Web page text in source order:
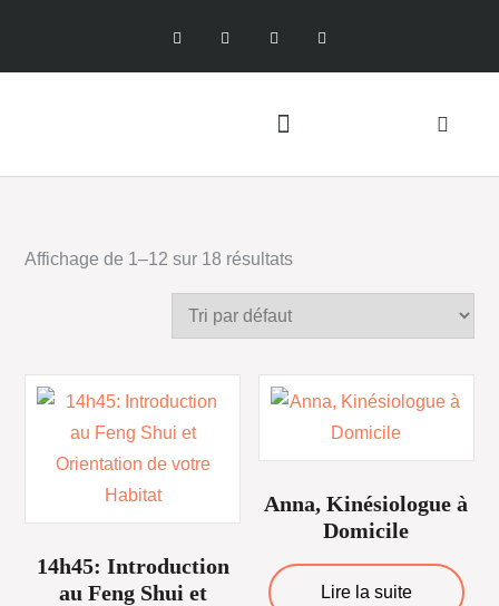
Affichage de 1–12 sur 18 résultats
14h45: Introduction
au Feng Shui et
Anna, Kinésiologue à
Domicile
Lire la suite